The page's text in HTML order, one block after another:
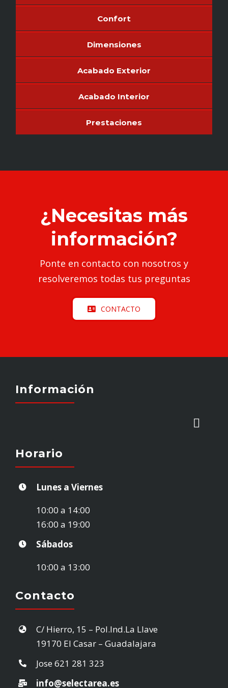
Confort
Dimensiones
Acabado Exterior
Acabado Interior
Prestaciones
¿Necesitas más
información?
Ponte en contacto con nosotros y
resolveremos todas tus preguntas
CONTACTO
Información
STOCK VEHÍCULOS
¿VENDES TU COCHE?
CONTACTO
Horario
Lunes a Viernes
10:00 a 14:00
16:00 a 19:00
Sábados
10:00 a 13:00
Contacto
C/ Hierro, 15 – Pol.Ind.La Llave
19170 El Casar – Guadalajara
Jose 621 281 323
info@selectarea.es